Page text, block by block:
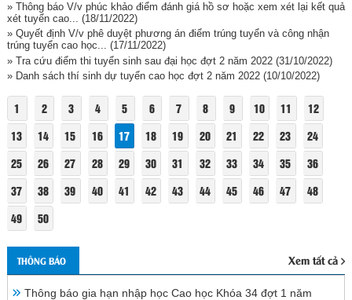
» Thông báo V/v phúc khảo điểm đánh giá hồ sơ hoặc xem xét lại kết quả
xét tuyển cao... (18/11/2022)
» Quyết định V/v phê duyệt phương án điểm trúng tuyển và công nhận
trúng tuyển cao học... (17/11/2022)
» Tra cứu điểm thi tuyển sinh sau đại học đợt 2 năm 2022(31/10/2022)
» Danh sách thí sinh dự tuyển cao học đợt 2 năm 2022(10/10/2022)
1 2 3 4 5 6 7 8 9 10 11
12
13
14 15 16 17 18 19 20 21 22 23
24
25
26 27 28 29 30 31 32 33 34 35
36
37
38 39 40 41 42 43 44 45 46 47
48
49
50
THÔNG BÁO Xem tất cả
Thông báo gia hạn nhập học Cao học Khóa 34 đợt 1 năm